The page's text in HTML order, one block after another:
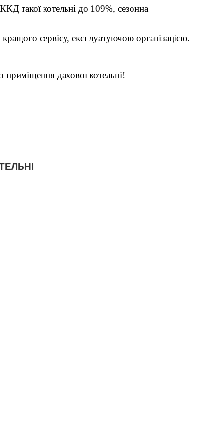
такої котельні до 109%, сезонна
сервісу, експлуатуючою організацією.
дахової котельні!